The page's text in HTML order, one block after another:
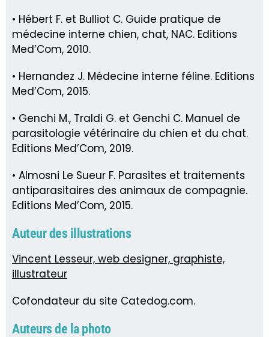
• Hébert F. et Bulliot C. Guide pratique de
médecine interne chien, chat, NAC. Editions
Med’Com, 2010.
• Hernandez J. Médecine interne féline. Editions
Med’Com, 2015.
• Genchi M., Traldi G. et Genchi C. Manuel de
parasitologie vétérinaire du chien et du chat.
Editions Med’Com, 2019.
• Almosni Le Sueur F. Parasites et traitements
antiparasitaires des animaux de compagnie.
Editions Med’Com, 2015.
Auteur des illustrations
Vincent Lesseur, web designer, graphiste,
illustrateur
Cofondateur du site Catedog.com.
Auteurs de la photo